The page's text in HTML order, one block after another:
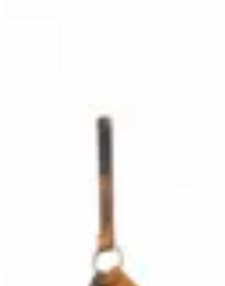
Top Triángulo Batik Tierra